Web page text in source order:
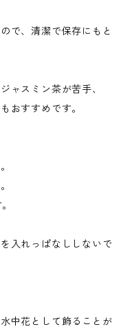
で、清潔で保存にもと
ャスミン茶が苦手、
おすすめです。
入れっぱなししないで
中花として飾ることが